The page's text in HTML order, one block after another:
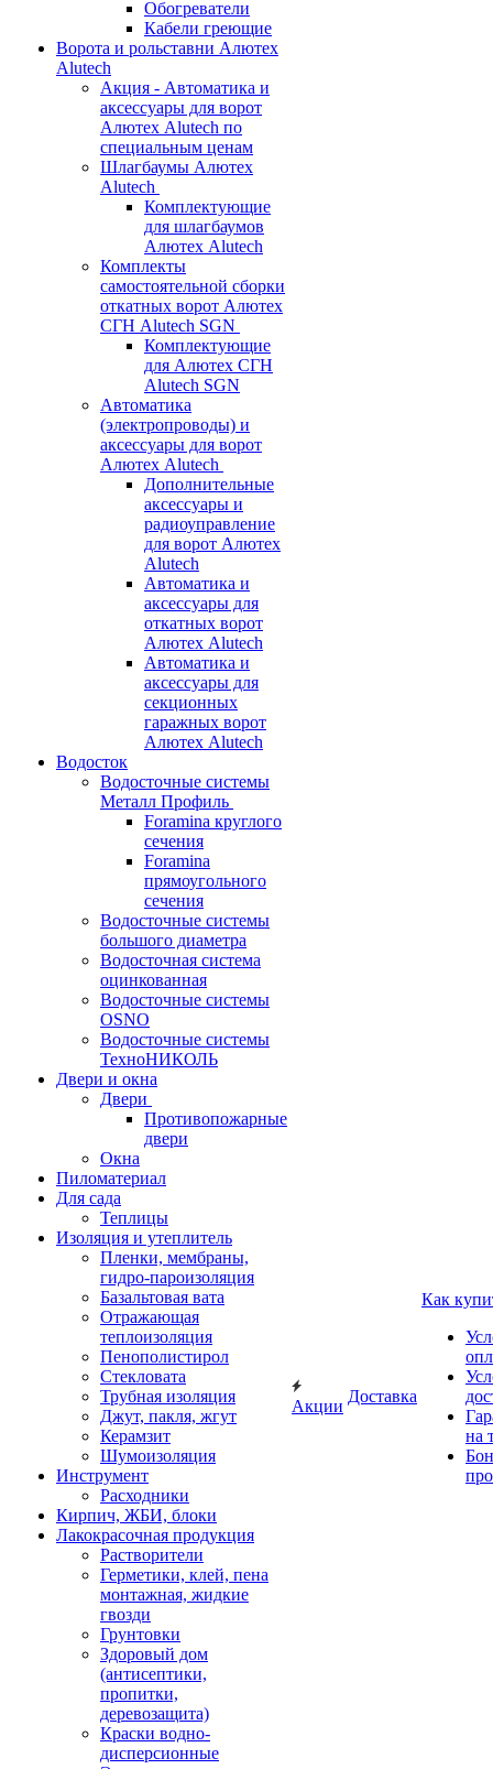
Обогреватели
Кабели греющие
Ворота и рольставни Алютех
Alutech
Акция - Автоматика и
аксессуары для ворот
Алютех Alutech по
специальным ценам
Шлагбаумы Алютех
Alutech
Комплектующие
для шлагбаумов
Алютех Alutech
Комплекты
самостоятельной сборки
откатных ворот Алютех
СГН Alutech SGN
Комплектующие
для Алютех СГН
Alutech SGN
Автоматика
(электропроводы) и
аксессуары для ворот
Алютех Alutech
Дополнительные
аксессуары и
радиоуправление
для ворот Алютех
Alutech
Автоматика и
аксессуары для
откатных ворот
Алютех Alutech
Автоматика и
аксессуары для
секционных
гаражных ворот
Алютех Alutech
Водосток
Водосточные системы
Металл Профиль
Foramina круглого
сечения
Foramina
прямоугольного
сечения
Водосточные системы
большого диаметра
Водосточная система
оцинкованная
Водосточные системы
OSNO
Водосточные системы
ТехноНИКОЛЬ
Двери и окна
Двери
Противопожарные
двери
Окна
Пиломатериал
Для сада
Теплицы
Изоляция и утеплитель
Пленки, мембраны,
гидро-пароизоляция
Базальтовая вата
Отражающая
теплоизоляция
Пенополистирол
Стекловата
Трубная изоляция
Джут, пакля, жгут
Керамзит
Шумоизоляция
Инструмент
Расходники
Кирпич, ЖБИ, блоки
Лакокрасочная продукция
Растворители
Герметики, клей, пена
монтажная, жидкие
гвозди
Грунтовки
Здоровый дом
(антисептики,
пропитки,
деревозащита)
Краски водно-
дисперсионные
Акции
Доставка
Как
на